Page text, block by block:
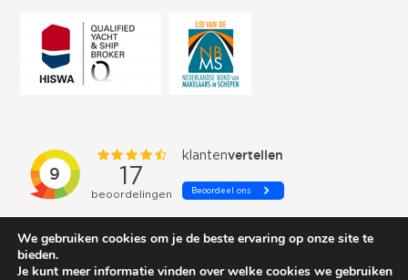
We gebruiken cookies om je de beste ervaring op onze site te
bieden.
Je kunt meer informatie vinden over welke cookies we gebruiken